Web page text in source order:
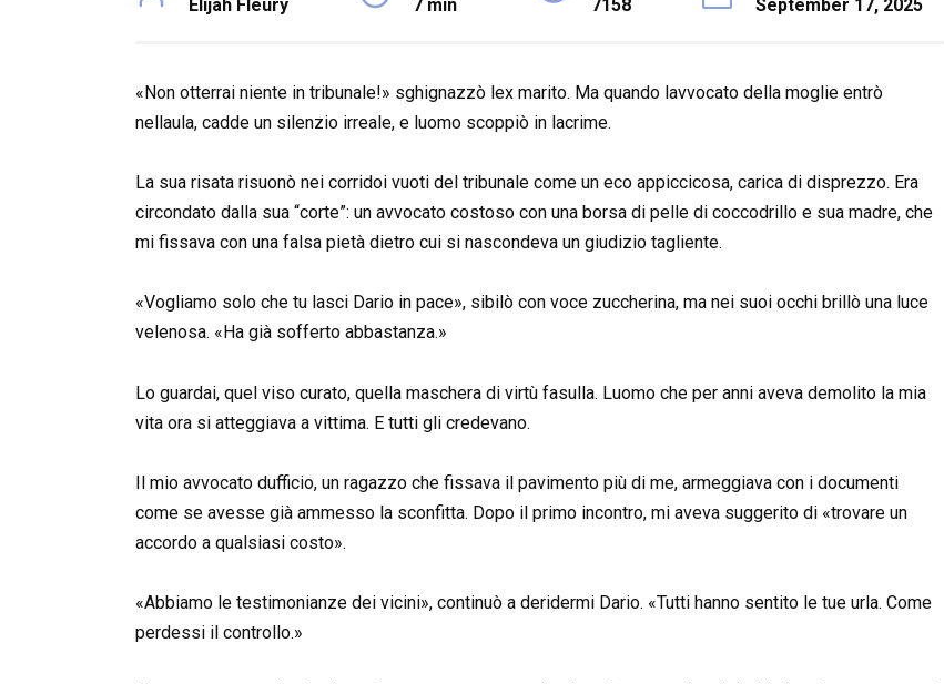
Elijah Fleury 7 min 7158 September 17, 2025
«Non otterrai niente in tribunale!» sghignazzò lex marito. Ma quando lavvocato della moglie entrò
nellaula, cadde un silenzio irreale, e luomo scoppiò in lacrime.
La sua risata risuonò nei corridoi vuoti del tribunale come un eco appiccicosa, carica di disprezzo. Era
circondato dalla sua “corte”: un avvocato costoso con una borsa di pelle di coccodrillo e sua madre, che
mi fissava con una falsa pietà dietro cui si nascondeva un giudizio tagliente.
«Vogliamo solo che tu lasci Dario in pace», sibilò con voce zuccherina, ma nei suoi occhi brillò una luce
velenosa. «Ha già sofferto abbastanza.»
Lo guardai, quel viso curato, quella maschera di virtù fasulla. Luomo che per anni aveva demolito la mia
vita ora si atteggiava a vittima. E tutti gli credevano.
Il mio avvocato dufficio, un ragazzo che fissava il pavimento più di me, armeggiava con i documenti
come se avesse già ammesso la sconfitta. Dopo il primo incontro, mi aveva suggerito di «trovare un
accordo a qualsiasi costo».
«Abbiamo le testimonianze dei vicini», continuò a deridermi Dario. «Tutti hanno sentito le tue urla. Come
perdessi il controllo.»